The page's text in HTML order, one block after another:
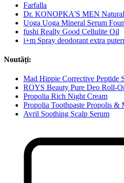
Farfalla
Dr. KONOPKA'S MEN
Uoga Uoga Mineral Serum
fushi Really Good Cellulite Oil
i+m Spray deodorant extra
Noutăți:
Mad Hippie Corrective Peptide
ROYS Beauty Pure Deo Roll-
Propolia Rich Night Cream
Propolia Toothpaste Propolis &
Avril Soothing Scalp Serum